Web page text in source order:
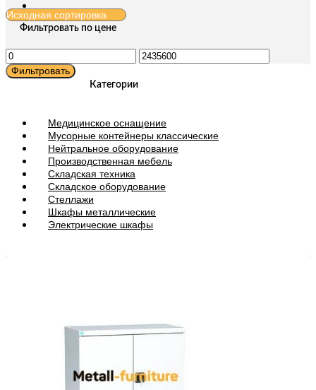
Фильтровать по цене
Минимальная
цена
Максимальная
цена
Фильтровать
Категории
Медицинское оснащение
Мусорные контейнеры классические
Нейтральное оборудование
Производственная мебель
Складская техника
Складское оборудование
Стеллажи
Шкафы металлические
Электрические шкафы